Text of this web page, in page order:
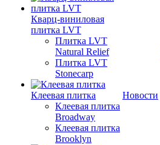
Кварц-виниловая
плитка LVT
Плитка LVT
Natural Relief
Плитка LVT
Stonecarp
Клеевая плитка
Клеевая плитка
Broadway
Клеевая плитка
Brooklyn
Новости